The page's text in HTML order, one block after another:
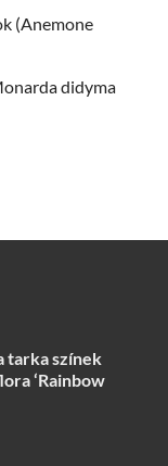
(Anemone
didyma
tarka színek
‘Rainbow